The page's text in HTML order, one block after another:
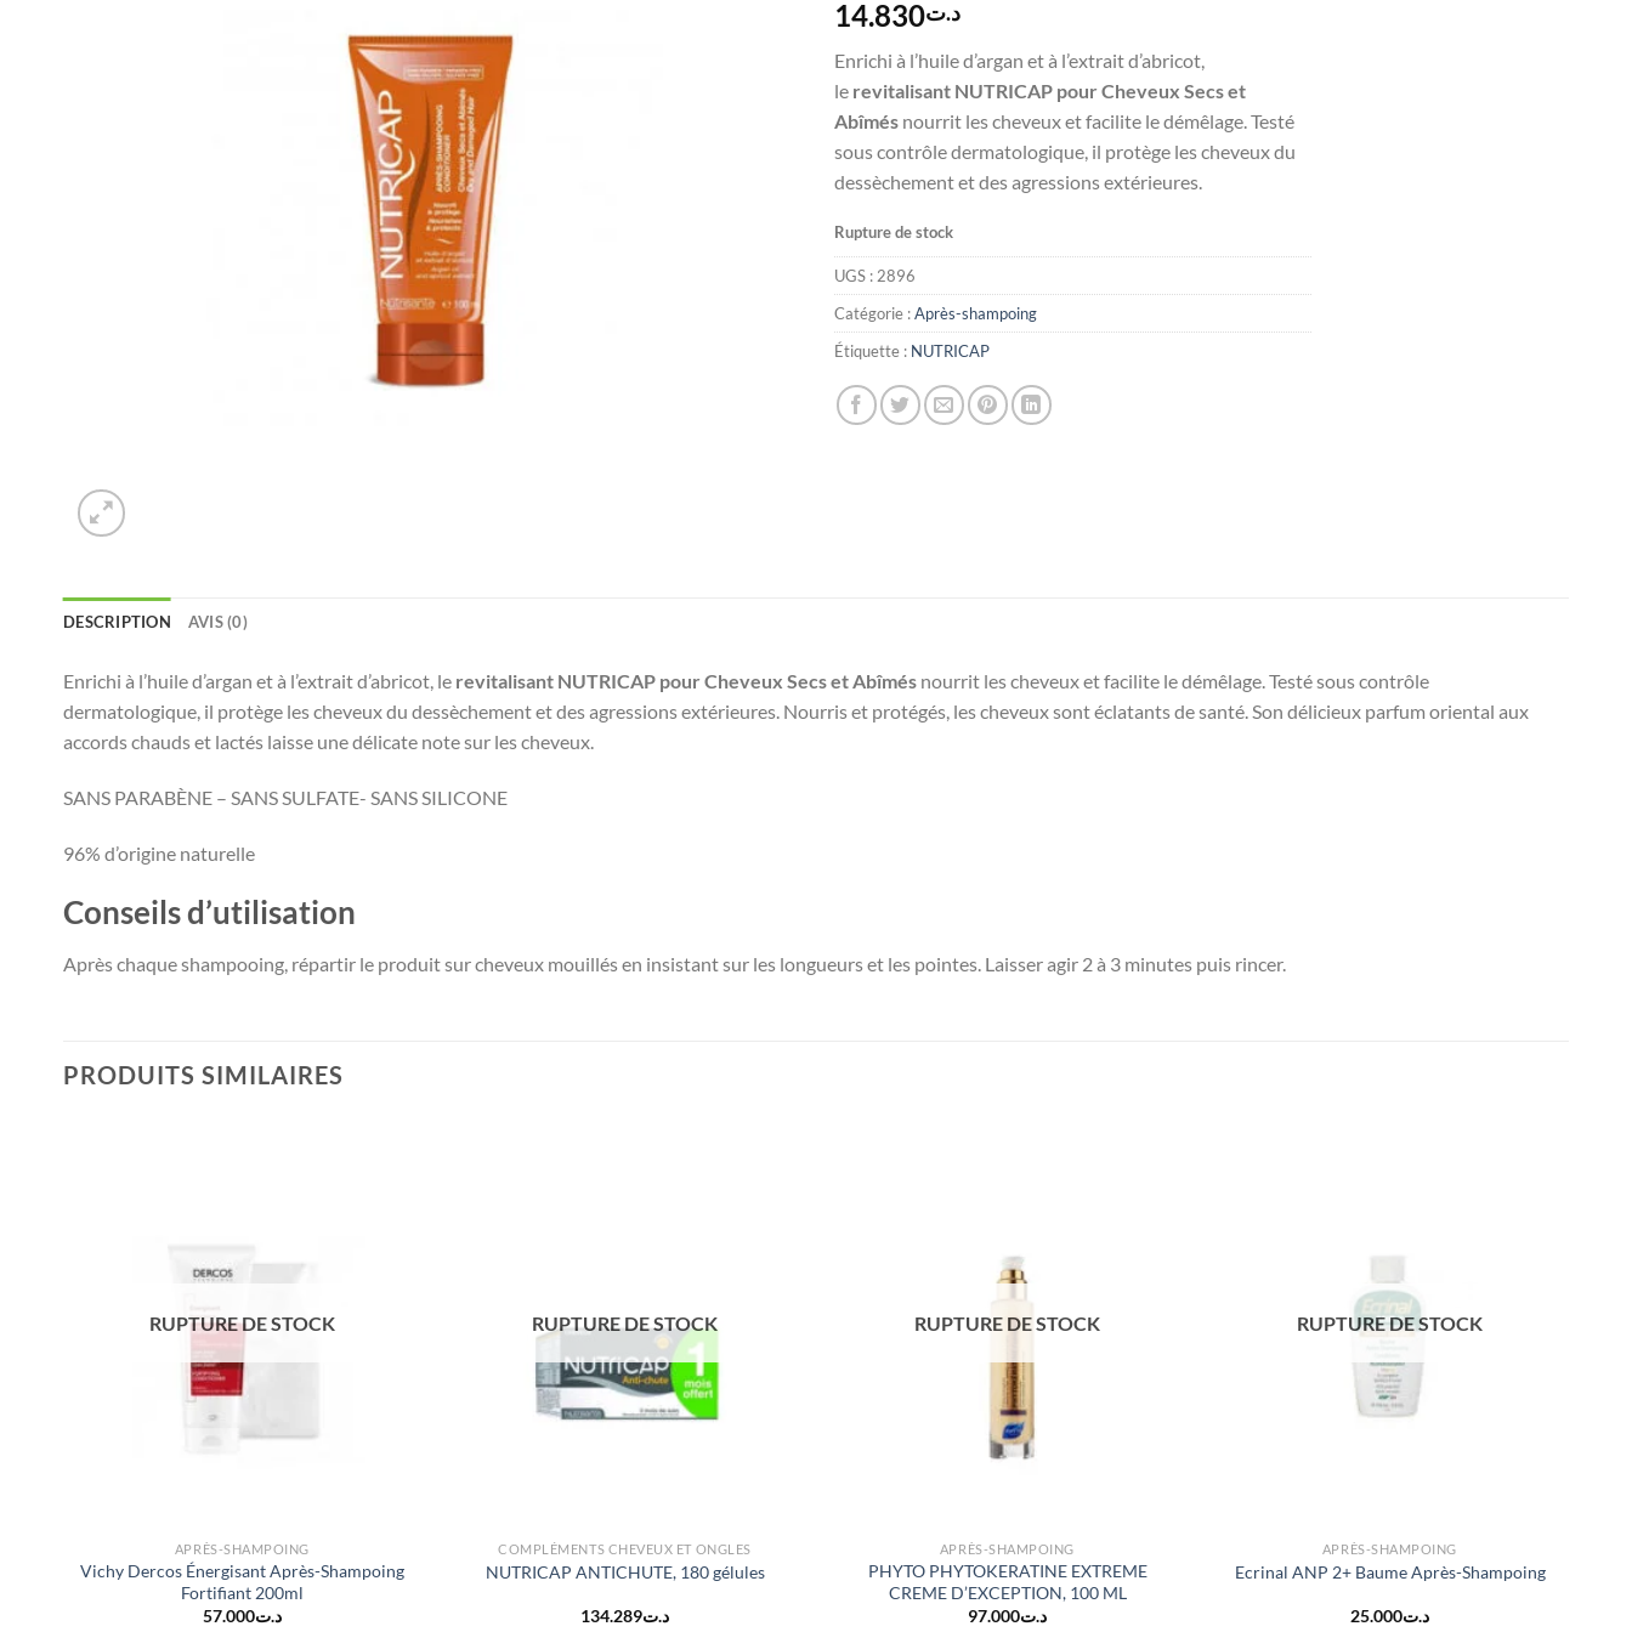
د.ت14.830
Enrichi à l’huile d’argan et à l’extrait d’abricot,
le revitalisant NUTRICAP pour Cheveux Secs et
Abîmés nourrit les cheveux et facilite le démêlage. Testé
sous contrôle dermatologique, il protège les cheveux du
dessèchement et des agressions extérieures.
Rupture de stock
UGS :2896
Catégorie :Après-shampoing
Étiquette : NUTRICAP
DESCRIPTION AVIS (0)
Enrichi à l’huile d’argan et à l’extrait d’abricot, le revitalisant NUTRICAP pour Cheveux Secs et Abîmés nourrit les cheveux et facilite le démêlage. Testé sous contrôle
dermatologique, il protège les cheveux du dessèchement et des agressions extérieures. Nourris et protégés, les cheveux sont éclatants de santé. Son délicieux parfum oriental aux
accords chauds et lactés laisse une délicate note sur les cheveux.
SANS PARABÈNE – SANS SULFATE- SANS SILICONE
96% d’origine naturelle
Conseils d’utilisation
Après chaque shampooing, répartir le produit sur cheveux mouillés en insistant sur les longueurs et les pointes. Laisser agir 2 à 3 minutes puis rincer.
PRODUITS SIMILAIRES
RUPTURE DE STOCK
APRÈS-SHAMPOING
Vichy Dercos Énergisant Après-Shampoing
Fortifiant 200ml
د.ت57.000
RUPTURE DE STOCK
COMPLÉMENTS CHEVEUX ET ONGLES
NUTRICAP ANTICHUTE, 180 gélules
د.ت134.289
RUPTURE DE STOCK
APRÈS-SHAMPOING
PHYTO PHYTOKERATINE EXTREME
CREME D’EXCEPTION, 100 ML
د.ت97.000
RUPTURE DE STOCK
APRÈS-SHAMPOING
Ecrinal ANP 2+ Baume Après-Shampoing
د.ت25.000